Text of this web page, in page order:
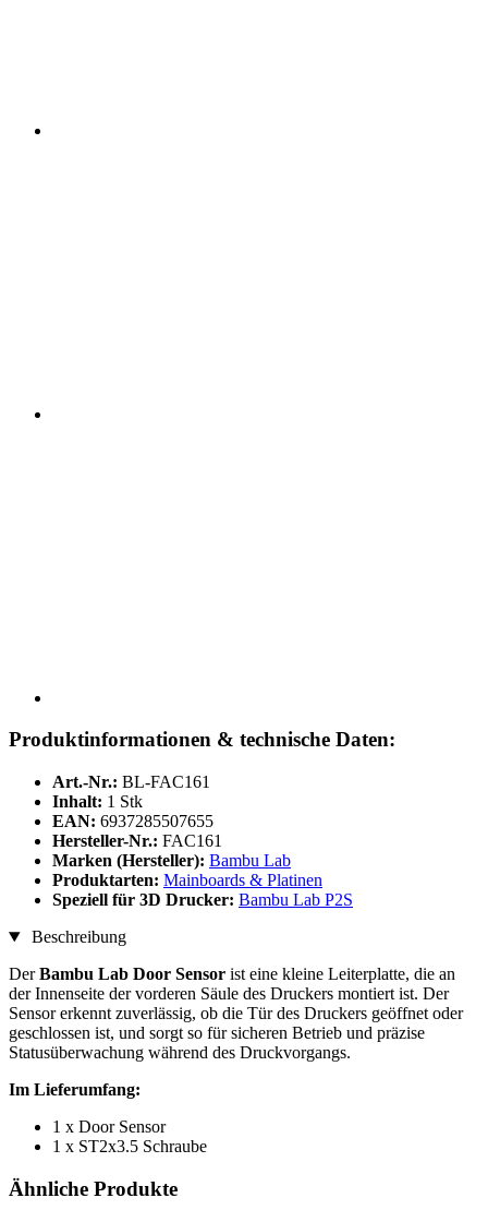
Produktinformationen & technische Daten:
Art.-Nr.: BL-FAC161
Inhalt: 1 Stk
EAN: 6937285507655
Hersteller-Nr.: FAC161
Marken (Hersteller): Bambu Lab
Produktarten: Mainboards & Platinen
Speziell für 3D Drucker: Bambu Lab P2S
Beschreibung
DerBambu Lab Door Sensor ist eine kleine Leiterplatte, die an
der Innenseite der vorderen Säule des Druckers montiert ist. Der
Sensor erkennt zuverlässig, ob die Tür des Druckers geöffnet oder
geschlossen ist, und sorgt so für sicheren Betrieb und präzise
Statusüberwachung während des Druckvorgangs.
Im Lieferumfang:
1 x Door Sensor
1 x ST2x3.5 Schraube
Ähnliche Produkte